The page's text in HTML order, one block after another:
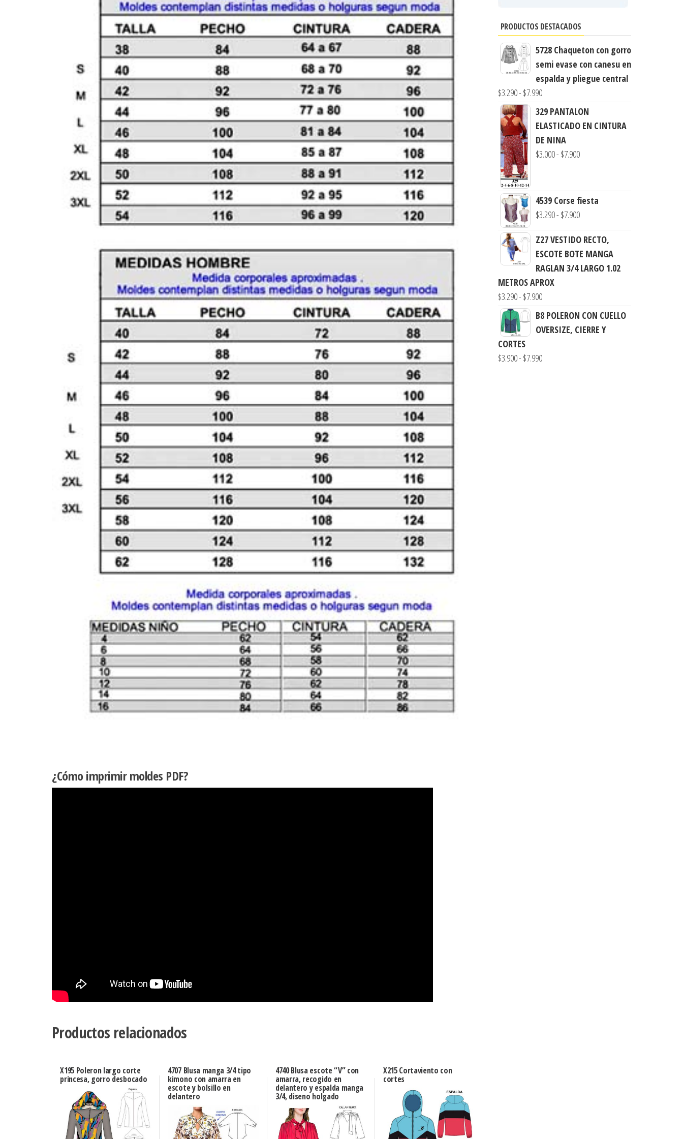
¿Cómo imprimir moldes PDF?
Productos relacionados
X195 Poleron largo corte
princesa, gorro desbocado
4707 Blusa manga 3/4 tipo
kimono con amarra en
escote y bolsillo en
delantero
4740 Blusa escote “V” con
amarra, recogido en
delantero y espalda manga
3/4, diseno holgado
X215 Cortaviento con
cortes
PRODUCTOS DESTACADOS
5728 Chaqueton con gorro
semi evase con canesu en
espalda y pliegue central
$3.290- $7.990Rango
de
precios:
desde
$3.290
329 PANTALON
ELASTICADO EN CINTURA
DE NINA
$3.000- $7.900Rango
desde
$3.000
$7.900
4539 Corse fiesta
$3.290- $7.900Rango
precios:
desde
$3.290
Z27 VESTIDO RECTO,
ESCOTE BOTE MANGA
RAGLAN 3/4 LARGO 1.02
METROS APROX
$3.290- $7.900Rango
de
precios:
$3.290
B8 POLERON CON CUELLO
OVERSIZE, CIERRE Y
CORTES
$3.900- $7.990Rango